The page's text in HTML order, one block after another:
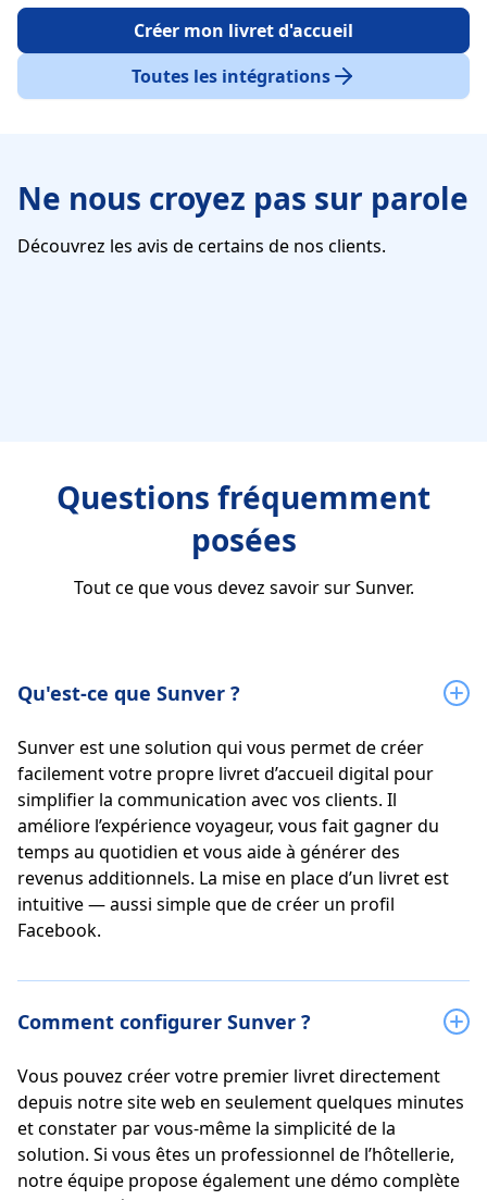
Toutes les intégrations
Créer mon livret d'accueil
Ne nous croyez pas sur parole
Découvrez les avis de certains de nos clients.
Questions fréquemment
posées
Tout ce que vous devez savoir sur Sunver.
Qu'est-ce que Sunver ?
Sunver est une solution qui vous permet de créer
facilement votre propre livret d’accueil digital pour
simplifier la communication avec vos clients. Il
améliore l’expérience voyageur, vous fait gagner du
temps au quotidien et vous aide à générer des
revenus additionnels. La mise en place d’un livret est
intuitive — aussi simple que de créer un profil
Facebook.
Comment configurer Sunver ?
Vous pouvez créer votre premier livret directement
depuis notre site web en seulement quelques minutes
et constater par vous-même la simplicité de la
solution. Si vous êtes un professionnel de l’hôtellerie,
notre équipe propose également une démo complète